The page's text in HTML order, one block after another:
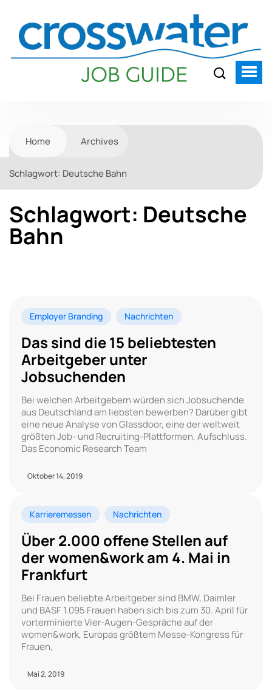
Home Archives
Schlagwort: Deutsche Bahn
Schlagwort: Deutsche
Bahn
Employer Branding Nachrichten
Das sind die 15 beliebtesten
Arbeitgeber unter
Jobsuchenden
Bei welchen Arbeitgebern würden sich Jobsuchende
aus Deutschland am liebsten bewerben? Darüber gibt
eine neue Analyse von Glassdoor, eine der weltweit
größten Job- und Recruiting-Plattformen, Aufschluss.
Das Economic Research Team
Oktober 14, 2019
Karrieremessen Nachrichten
Über 2.000 offene Stellen auf
der women&work am 4. Mai in
Frankfurt
Bei Frauen beliebte Arbeitgeber sind BMW, Daimler
und BASF 1.095 Frauen haben sich bis zum 30. April für
vorterminierte Vier-Augen-Gespräche auf der
women&work, Europas größtem Messe-Kongress für
Frauen,
Mai 2, 2019